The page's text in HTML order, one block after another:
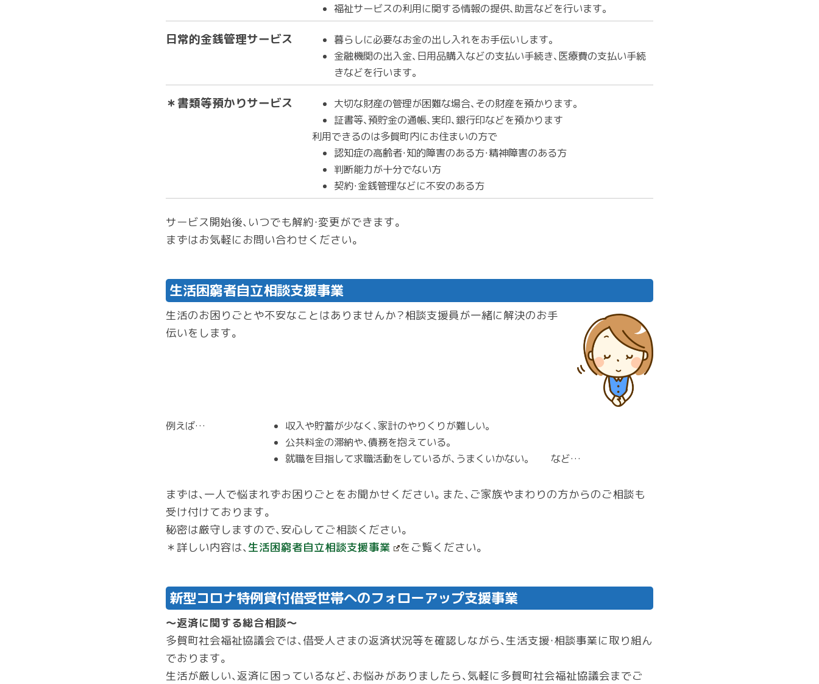
福祉サービスの利用に関する情報の提供、助言などを行います。
日常的金銭管理サービス
暮らしに必要なお金の出し入れをお手伝いします。
金融機関の出入金、日用品購入などの支払い手続き、医療費の支払い手続
きなどを行います。
＊書類等預かりサービス
大切な財産の管理が困難な場合、その財産を預かります。
証書等、預貯金の通帳、実印、銀行印などを預かります
利用できるのは多賀町内にお住まいの方で
認知症の高齢者・知的障害のある方・精神障害のある方
判断能力が十分でない方
契約・金銭管理などに不安のある方
サービス開始後、いつでも解約・変更ができます。
まずはお気軽にお問い合わせください。
生活困窮者自立相談支援事業
生活のお困りごとや不安なことはありませんか？相談支援員が一緒に解決のお手
伝いをします。
例えば…
収入や貯蓄が少なく、家計のやりくりが難しい。
公共料金の滞納や、債務を抱えている。
就職を目指して求職活動をしているが、うまくいかない。 など…
まずは、一人で悩まれずお困りごとをお聞かせください。また、ご家族やまわりの方からのご相談も
受け付けております。
秘密は厳守しますので、安心してご相談ください。
＊詳しい内容は、 生活困窮者自立相談支援事業 をご覧ください。
新型コロナ特例貸付借受世帯へのフォローアップ支援事業
～返済に関する総合相談～
多賀町社会福祉協議会では、借受人さまの返済状況等を確認しながら、生活支援・相談事業に取り組ん
でおります。
生活が厳しい、返済に困っているなど、お悩みがありましたら、気軽に多賀町社会福祉協議会までご